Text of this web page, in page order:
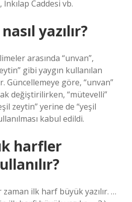
Caddesi vb.
yazılır?
arasında “unvan”,
gibi yaygın kullanılan
Güncellemeye göre, “unvan”
değiştirilirken, “mütevelli”
zeytin” yerine de “yeşil
kabul edildi.
harfler
zaman ilk harf büyük yazılır. …